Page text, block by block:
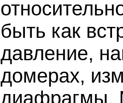
быть как
давление,
домерах,
диафраг­мы.